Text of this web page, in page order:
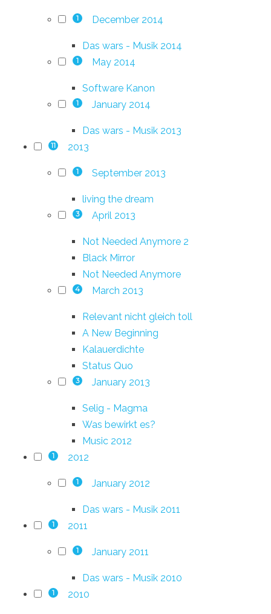
1 December 2014
Das wars - Musik 2014
1 May 2014
Software Kanon
1 January 2014
Das wars - Musik 2013
11 2013
1 September 2013
living the dream
3 April 2013
Not Needed Anymore 2
Black Mirror
Not Needed Anymore
4 March 2013
Relevant nicht gleich toll
A New Beginning
Kalauerdichte
Status Quo
3 January 2013
Selig - Magma
Was bewirkt es?
Music 2012
1 2012
1 January 2012
Das wars - Musik 2011
1 2011
1 January 2011
Das wars - Musik 2010
1 2010